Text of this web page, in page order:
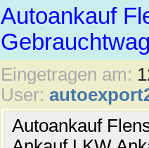
Autoankauf
Eingetragen am:
User:
Autoankauf